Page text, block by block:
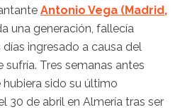
Antonio Vega (Madrid,
una generación, fallecía
ingresado a causa del
sufría. Tres semanas antes
sido su último
30 de abril en Almería tras ser